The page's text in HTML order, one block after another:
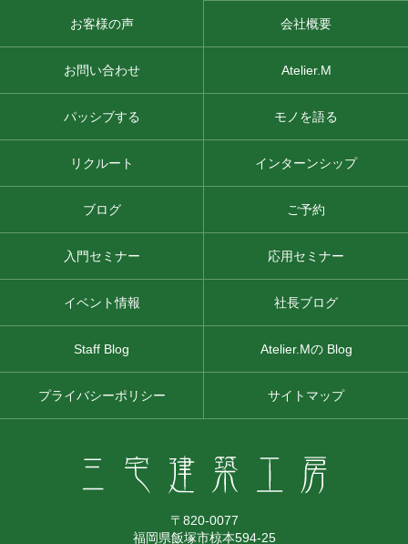
お客様の声 会社概要
お問い合わせ Atelier.M
パッシブする モノを語る
リクルート インターンシップ
ブログ ご予約
入門セミナー 応用セミナー
イベント情報 社長ブログ
Staff Blog Atelier.Mの Blog
プライバシーポリシー サイトマップ
〒820-0077
福岡県飯塚市椋本594-25